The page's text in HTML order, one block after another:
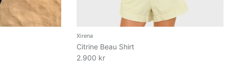
Xirena
Citrine Beau Shirt
2.900 kr